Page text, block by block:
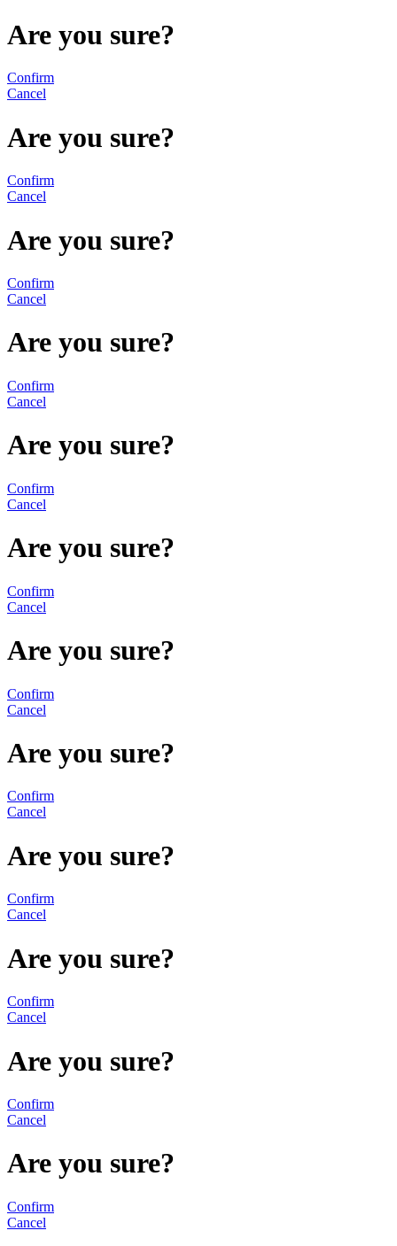
Are you sure?
Confirm
Cancel
Are you sure?
Confirm
Cancel
Are you sure?
Confirm
Cancel
Are you sure?
Confirm
Cancel
Are you sure?
Confirm
Cancel
Are you sure?
Confirm
Cancel
Are you sure?
Confirm
Cancel
Are you sure?
Confirm
Cancel
Are you sure?
Confirm
Cancel
Are you sure?
Confirm
Cancel
Are you sure?
Confirm
Cancel
Are you sure?
Confirm
Cancel